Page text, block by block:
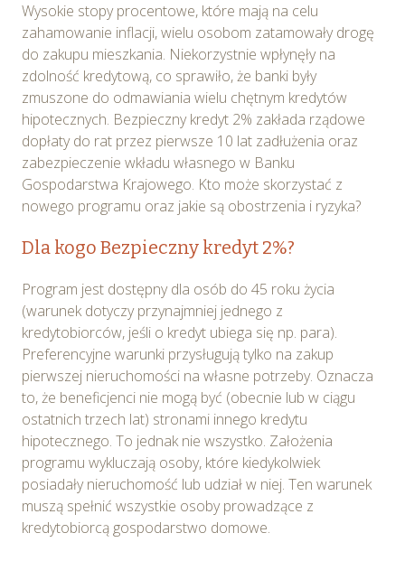
Wysokie stopy procentowe, które mają na celu
zahamowanie inflacji, wielu osobom zatamowały drogę
do zakupu mieszkania. Niekorzystnie wpłynęły na
zdolność kredytową, co sprawiło, że banki były
zmuszone do odmawiania wielu chętnym kredytów
hipotecznych. Bezpieczny kredyt 2% zakłada rządowe
dopłaty do rat przez pierwsze 10 lat zadłużenia oraz
zabezpieczenie wkładu własnego w Banku
Gospodarstwa Krajowego. Kto może skorzystać z
nowego programu oraz jakie są obostrzenia i ryzyka?
Dla kogo Bezpieczny kredyt 2%?
Program jest dostępny dla osób do 45 roku życia
(warunek dotyczy przynajmniej jednego z
kredytobiorców, jeśli o kredyt ubiega się np. para).
Preferencyjne warunki przysługują tylko na zakup
pierwszej nieruchomości na własne potrzeby. Oznacza
to, że beneficjenci nie mogą być (obecnie lub w ciągu
ostatnich trzech lat) stronami innego kredytu
hipotecznego. To jednak nie wszystko. Założenia
programu wykluczają osoby, które kiedykolwiek
posiadały nieruchomość lub udział w niej. Ten warunek
muszą spełnić wszystkie osoby prowadzące z
kredytobiorcą gospodarstwo domowe.